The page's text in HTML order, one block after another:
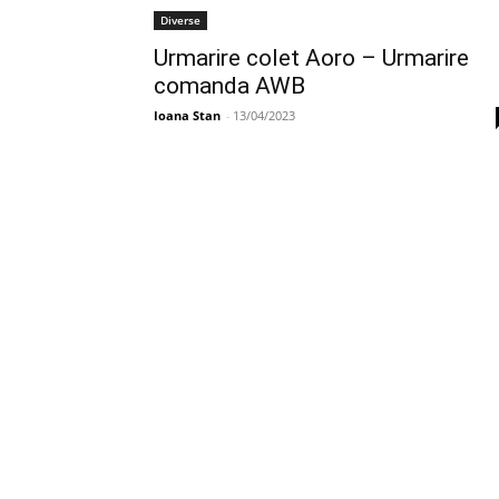
Diverse
Urmarire colet Aoro – Urmarire
comanda AWB
Ioana Stan - 13/04/2023